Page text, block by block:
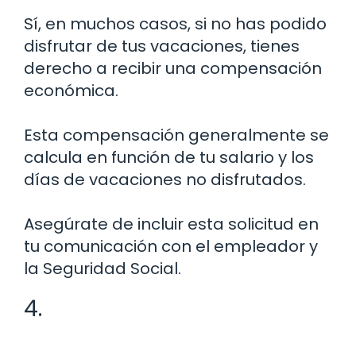
Sí, en muchos casos, si no has podido
disfrutar de tus vacaciones, tienes
derecho a recibir una compensación
económica.
Esta compensación generalmente se
calcula en función de tu salario y los
días de vacaciones no disfrutados.
Asegúrate de incluir esta solicitud en
tu comunicación con el empleador y
la Seguridad Social.
4.